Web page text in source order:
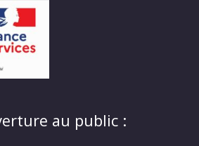
au public :